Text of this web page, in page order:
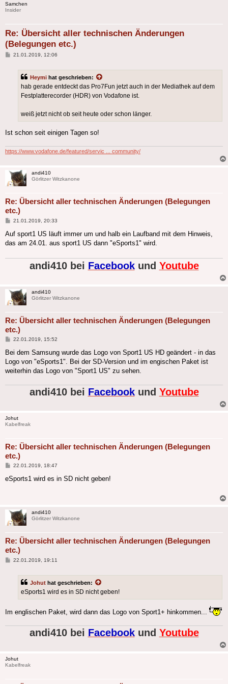
Samchen
Insider
Re: Übersicht aller technischen Änderungen
(Belegungen etc.)
Beitrag
21.01.2019, 12:06
Heymi hat geschrieben:
hab gerade entdeckt das Pro7Fun jetzt auch in der Mediathek auf dem
Festplatterecorder (HDR) von Vodafone ist.
weiß jetzt nicht ob seit heute oder schon länger.
Ist schon seit einigen Tagen so!
https://www.vodafone.de/featured/servic ... community/
andi410
Görlitzer Witzkanone
Re: Übersicht aller technischen Änderungen (Belegungen
etc.)
Beitrag
21.01.2019, 20:33
Auf sport1 US läuft immer um und halb ein Laufband mit dem Hinweis,
das am 24.01. aus sport1 US dann "eSports1" wird.
andi410 bei Facebookund Youtube
andi410
Görlitzer Witzkanone
Re: Übersicht aller technischen Änderungen (Belegungen
etc.)
Beitrag
22.01.2019, 15:52
Bei dem Samsung wurde das Logo von Sport1 US HD geändert - in das
Logo von "eSports1". Bei der SD-Version und im engischen Paket ist
weiterhin das Logo von "Sport1 US" zu sehen.
andi410 bei Facebookund Youtube
Johut
Kabelfreak
Re: Übersicht aller technischen Änderungen (Belegungen
etc.)
Beitrag
22.01.2019, 18:47
eSports1 wird es in SD nicht geben!
andi410
Görlitzer Witzkanone
Re: Übersicht aller technischen Änderungen (Belegungen
etc.)
Beitrag
22.01.2019, 19:11
Johut hat geschrieben:
eSports1 wird es in SD nicht geben!
Im englischen Paket, wird dann das Logo von Sport1+ hinkommen...
andi410 bei Facebookund Youtube
Johut
Kabelfreak